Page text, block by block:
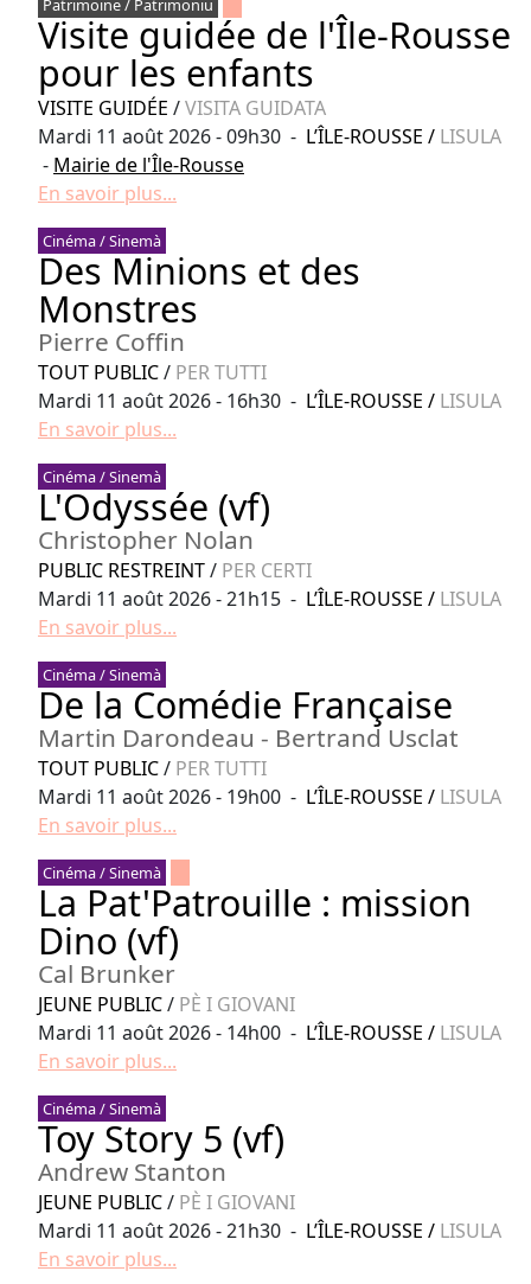
Patrimoine / Patrimoniu
Visite guidée de l'Île-Rousse
pour les enfants
VISITE GUIDÉE /VISITA GUIDATA
Mardi 11 août 2026 - 09h30 - L’ÎLE-ROUSSE / LISULA
- Mairie de l'Île-Rousse
En savoir plus...
Cinéma / Sinemà
Des Minions et des
Monstres
Pierre Coffin
TOUT PUBLIC/ PER TUTTI
Mardi 11 août 2026 - 16h30 - L’ÎLE-ROUSSE / LISULA
En savoir plus...
Cinéma / Sinemà
L'Odyssée (vf)
Christopher Nolan
PUBLIC RESTREINT/ PER CERTI
Mardi 11 août 2026 - 21h15 - L’ÎLE-ROUSSE / LISULA
En savoir plus...
Cinéma / Sinemà
De la Comédie Française
Martin Darondeau - Bertrand Usclat
TOUT PUBLIC/ PER TUTTI
Mardi 11 août 2026 - 19h00 - L’ÎLE-ROUSSE / LISULA
En savoir plus...
Cinéma / Sinemà
La Pat'Patrouille : mission
Dino (vf)
Cal Brunker
JEUNE PUBLIC/ PÈ I GIOVANI
Mardi 11 août 2026 - 14h00 - L’ÎLE-ROUSSE / LISULA
En savoir plus...
Cinéma / Sinemà
Toy Story 5 (vf)
Andrew Stanton
JEUNE PUBLIC/ PÈ I GIOVANI
Mardi 11 août 2026 - 21h30 - L’ÎLE-ROUSSE / LISULA
En savoir plus...